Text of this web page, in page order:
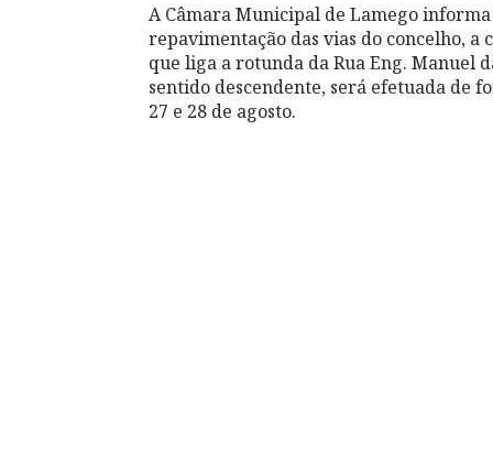
A Câmara Municipal de Lamego
repavimentação das vias do concelho, a
que liga a rotunda da Rua Eng. Manuel
sentido descendente, será efetuada de
27 e 28 de agosto.